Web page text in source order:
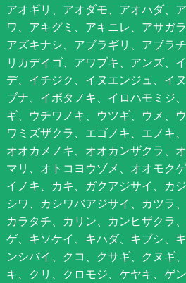
アオギリ、アオダモ、アオハダ、
ワ、アキグミ、アキニレ、アサガ
アズキナシ、アブラギリ、アブラ
リカデイゴ、アワブキ、アンズ、
デ、イチジク、イヌエンジュ、イ
ブナ、イボタノキ、イロハモミジ
ギ、ウチワノキ、ウツギ、ウメ、
ワミズザクラ、エゴノキ、エノキ
オオカメノキ、オオカンザクラ、
マリ、オトコヨウゾメ、オオモク
イノキ、カキ、ガクアジサイ、カ
シワ、カシワバアジサイ、カツラ
カラタチ、カリン、カンヒザクラ
ゲ、キソケイ、キハダ、キブシ、
ンシバイ、クコ、クサギ、クヌギ
キ、クリ、クロモジ、ケヤキ、ゲ